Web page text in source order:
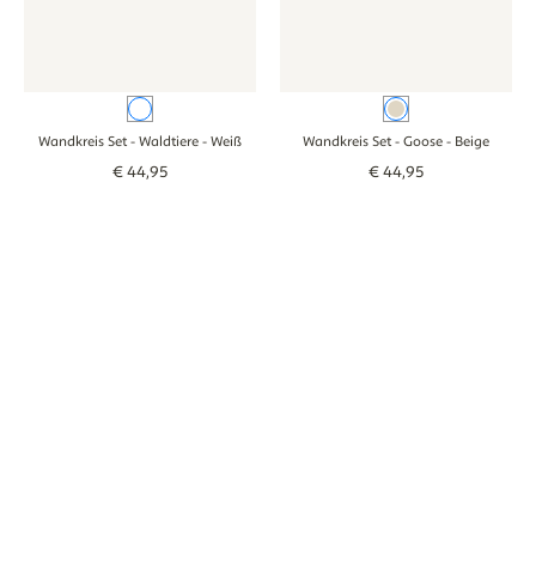
Weiß
Wandkreis Set - Waldtiere - Weiß
€44,95
Beige
Wandkreis Set - Goose - Beige
€44,95